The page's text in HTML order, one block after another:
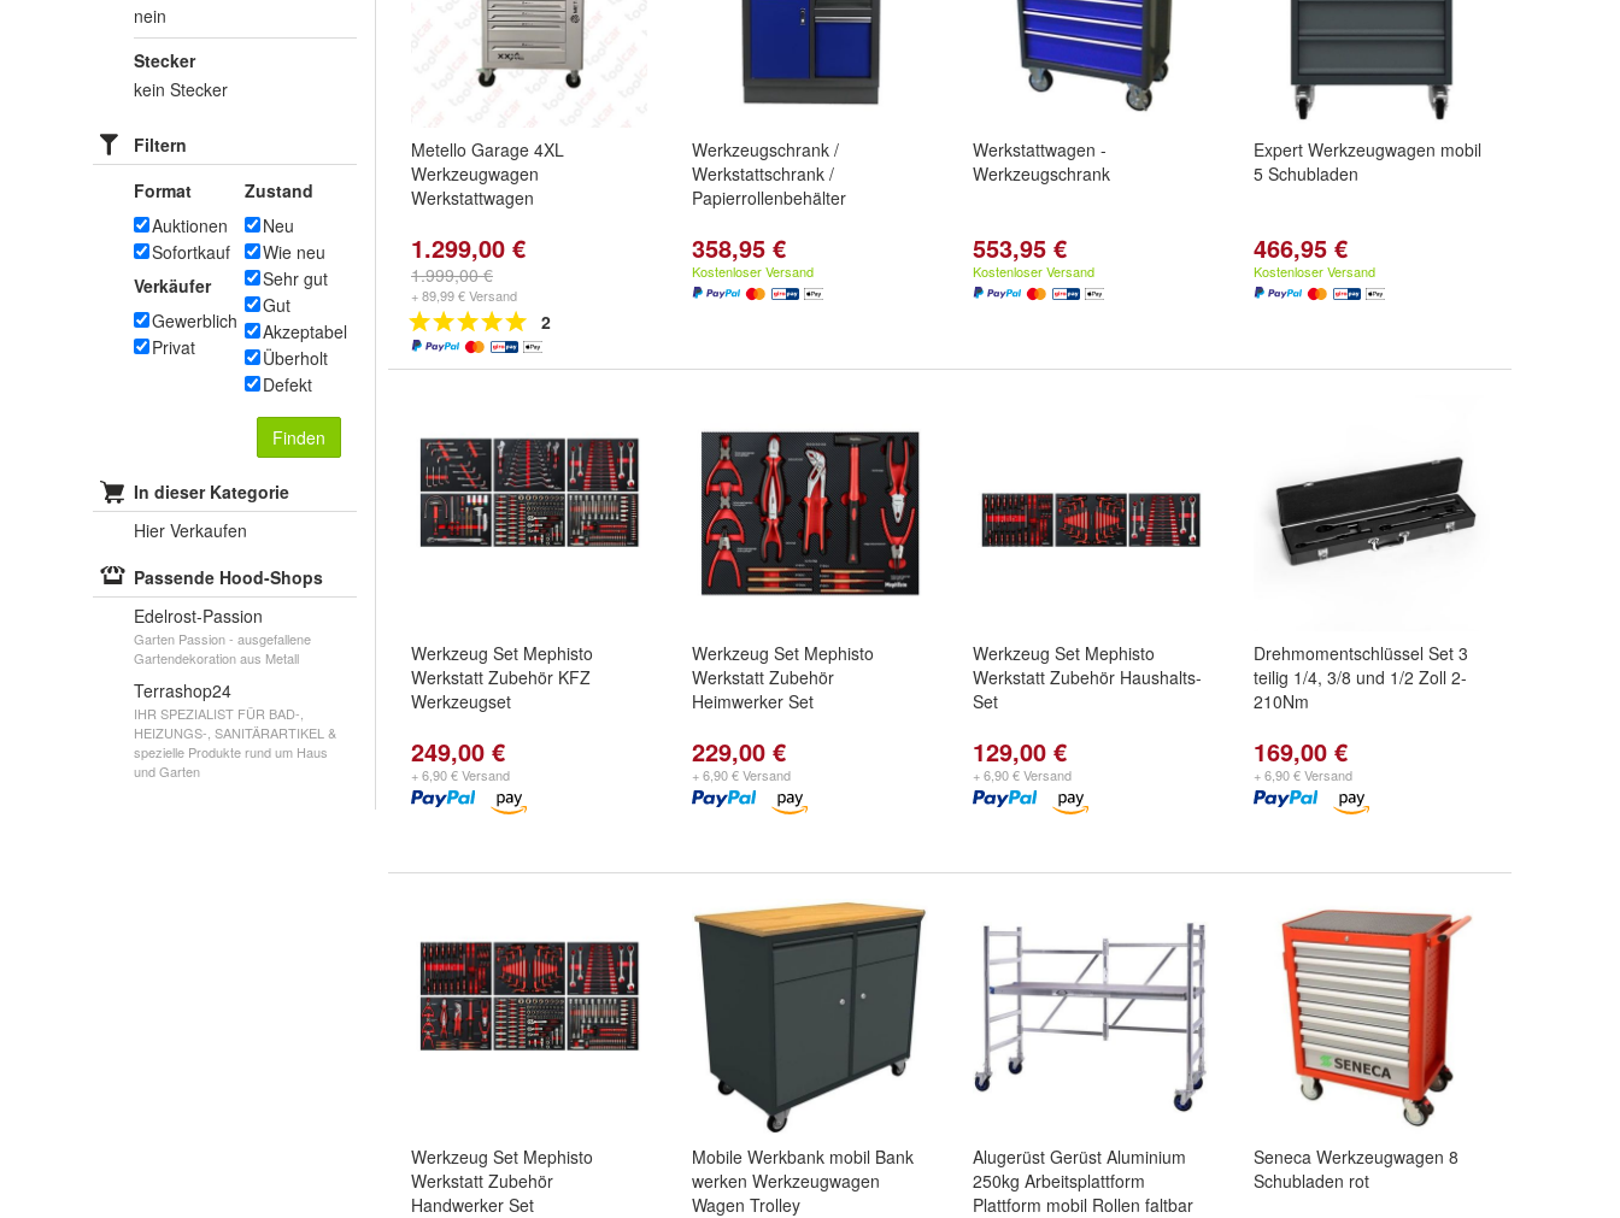
nein
Stecker
kein Stecker
Filtern
Format
Auktionen
Sofortkauf
Verkäufer
Gewerblich
Privat
Zustand
Neu
Wie neu
Sehr gut
Gut
Akzeptabel
Überholt
Defekt
Finden
In dieser Kategorie
Hier Verkaufen
Passende Hood-Shops
Edelrost-Passion
Garten Passion - ausgefallene
Gartendekoration aus Metall
Terrashop24
IHR SPEZIALIST FÜR BAD-,
HEIZUNGS-, SANITÄRARTIKEL &
spezielle Produkte rund um Haus
und Garten
Metello Garage 4XL
Werkzeugwagen
Werkstattwagen
1.299,00 €
1.999,00 €
+ 89,99 € Versand
2
Werkzeugschrank /
Werkstattschrank /
Papierrollenbehälter
358,95 €
Kostenloser Versand
Werkstattwagen -
Werkzeugschrank
553,95 €
Kostenloser Versand
Expert Werkzeugwagen mobil
5 Schubladen
466,95 €
Kostenloser Versand
Werkzeug Set Mephisto
Werkstatt Zubehör KFZ
Werkzeugset
249,00 €
+ 6,90 € Versand
Werkzeug Set Mephisto
Werkstatt Zubehör
Heimwerker Set
229,00 €
+ 6,90 € Versand
Werkzeug Set Mephisto
Werkstatt Zubehör Haushalts-
Set
129,00 €
+ 6,90 € Versand
Drehmomentschlüssel Set 3
teilig 1/4, 3/8 und 1/2 Zoll 2-
210Nm
169,00 €
+ 6,90 € Versand
Werkzeug Set Mephisto
Werkstatt Zubehör
Handwerker Set
Mobile Werkbank mobil Bank
werken Werkzeugwagen
Wagen Trolley
Alugerüst Gerüst Aluminium
250kg Arbeitsplattform
Plattform mobil Rollen faltbar
Seneca Werkzeugwagen 8
Schubladen rot